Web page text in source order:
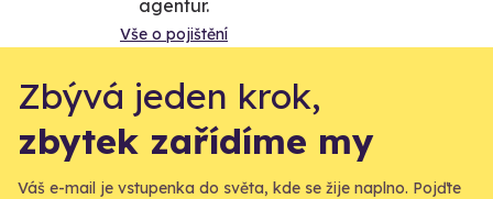
agentur.
Vše o pojištění
Zbývá jeden krok,
zbytek zařídíme my
Váš e-mail je vstupenka do světa, kde se žije naplno. Pojďte